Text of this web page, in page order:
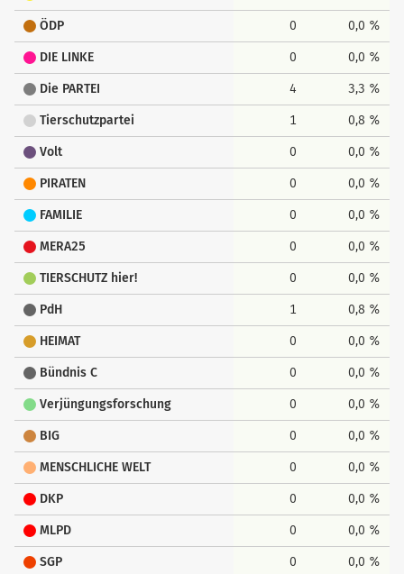
ÖDP 0 0,0 %
DIE LINKE 0 0,0 %
Die PARTEI 4 3,3 %
Tierschutzpartei 1 0,8 %
Volt 0 0,0 %
PIRATEN 0 0,0 %
FAMILIE 0 0,0 %
MERA25 0 0,0 %
TIERSCHUTZ hier! 0 0,0 %
PdH 1 0,8 %
HEIMAT 0 0,0 %
Bündnis C 0 0,0 %
Verjüngungsforschung 0 0,0 %
BIG 0 0,0 %
MENSCHLICHE WELT 0 0,0 %
DKP 0 0,0 %
MLPD 0 0,0 %
SGP 0 0,0 %